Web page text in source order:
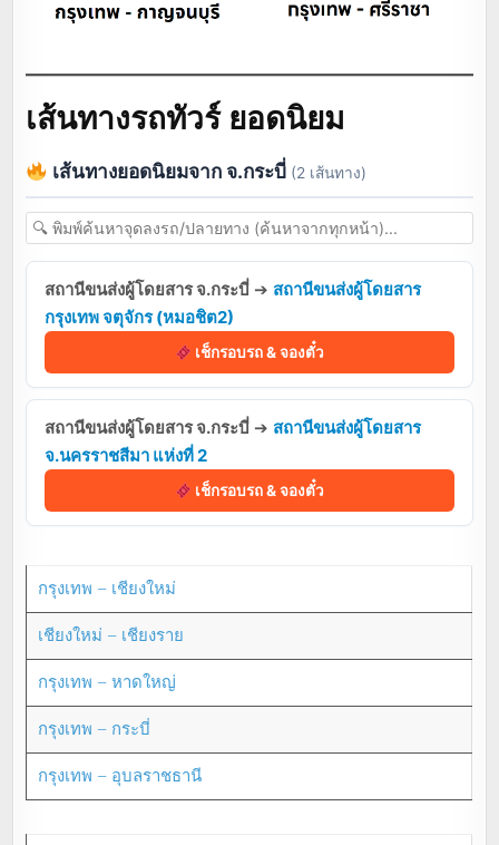
เส้นทางรถทัวร์ ยอดนิยม
เส้นทางยอดนิยมจาก จ.กระบี่ (2 เส้นทาง)
สถานีขนส่งผู้โดยสาร จ.กระบี่ ➔ สถานีขนส่งผู้โดยสาร
กรุงเทพ จตุจักร (หมอชิต2)
เช็กรอบรถ & จองตั๋ว
สถานีขนส่งผู้โดยสาร จ.กระบี่ ➔ สถานีขนส่งผู้โดยสาร
จ.นครราชสีมา แห่งที่ 2
เช็กรอบรถ & จองตั๋ว
กรุงเทพ – เชียงใหม่
เชียงใหม่ – เชียงราย
กรุงเทพ – หาดใหญ่
กรุงเทพ – กระบี่
กรุงเทพ – อุบลราชธานี